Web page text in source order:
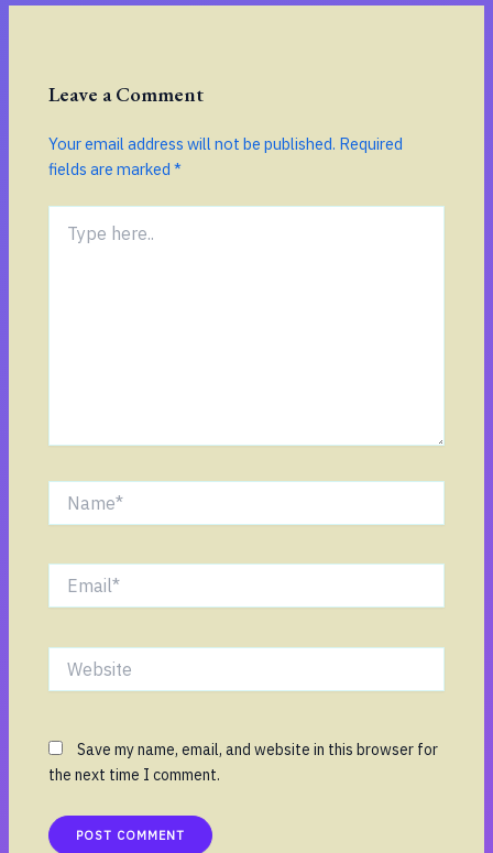
Leave a Comment
Your email address will not be published. Required
fields are marked*
here..
Website
Save my name, email, and website in this browser for
the next time I comment.